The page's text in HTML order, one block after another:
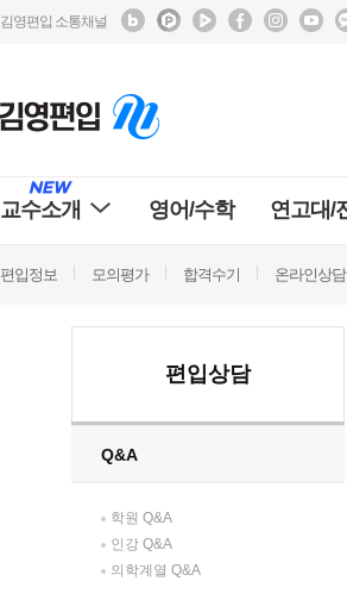
김영편입 소통채널
교수소개 영어/수학 연고대/
편입정보 모의평가 합격수기 온라인상담
편입상담
Q&A
학원 Q&A
인강 Q&A
의학계열 Q&A